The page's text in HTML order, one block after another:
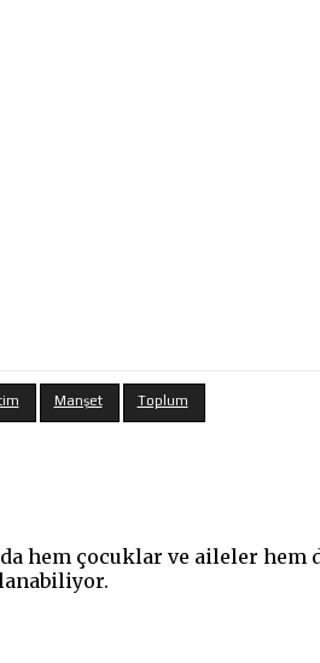
Manşet Toplum
hem çocuklar ve aileler hem